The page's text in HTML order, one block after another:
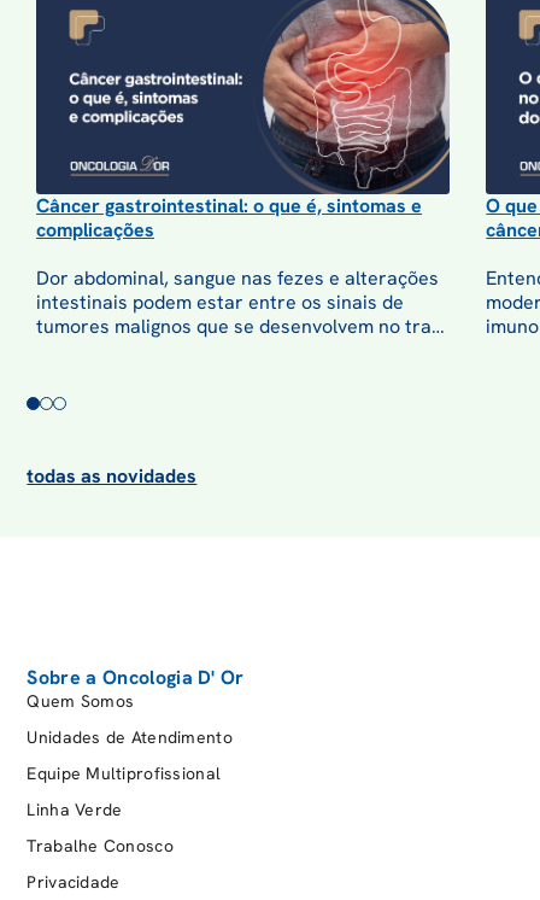
linfoide aguda (LLA)
, que representa cerca de 75%
dos casos da doença entre crianças e
adolescentes, segundo a Associação Brasileira de
Linfoma e Leucemia (Abrale). Dentro desta
leucemia tipo B infantilé o subtipo
de maior prevalência. Ela afeta os linfócitos B,
que são glóbulos brancos responsáveis por
produzir anticorpos.
podem ocorrer na infância:
Leucemia mieloide aguda (LMA);
Quais são os sintomas?
A leucemia infantil
nos estágios iniciais
variam de acordo com cada paciente. Os
Câncer gastrointestinal: o que é, sintomas e
complicações
Dor abdominal, sangue nas fezes e alterações
intestinais podem estar entre os sinais de
tumores malignos que se desenvolvem no trato
O
todas as novidades
Sobre a Oncologia D' Or
Quem Somos
Unidades de Atendimento
Equipe Multiprofissional
Linha Verde
Trabalhe Conosco
Privacidade